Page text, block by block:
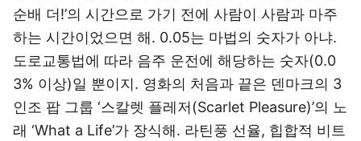
순배 더!’의 시간으로 가기 전에 사람이 사람과 마주
하는 시간이었으면 해. 0.05는 마법의 숫자가 아냐.
도로교통법에 따라 음주 운전에 해당하는 숫자(0.0
3% 이상)일 뿐이지. 영화의 처음과 끝은 덴마크의 3
인조 팝 그룹 ‘스칼렛 플레저(Scarlet Pleasure)’의 노
래 ‘What a Life’가 장식해. 라틴풍 선율, 힙합적 비트